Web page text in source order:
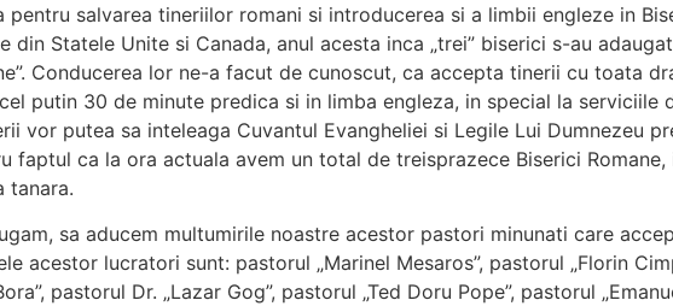
pentru salvarea tineriilor romani si introducerea si a limbii engleze in
din Statele Unite si Canada, anul acesta inca „trei” biserici s-au
Conducerea lor ne-a facut de cunoscut, ca accepta tinerii cu toata
putin 30 de minute predica si in limba engleza, in special la
vor putea sa inteleaga Cuvantul Evangheliei si Legile Lui Dumnezeu
faptul ca la ora actuala avem un total de treisprazece Biserici
tanara.
sa aducem multumirile noastre acestor pastori minunati care
acestor lucratori sunt: pastorul „Marinel Mesaros”, pastorul „Florin
pastorul Dr. „Lazar Gog”, pastorul „Ted Doru Pope”, pastorul